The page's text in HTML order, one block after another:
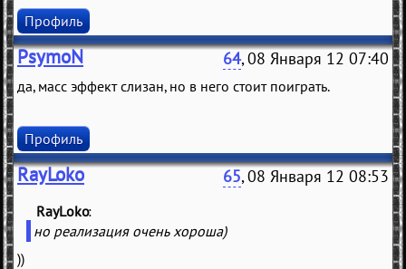
Профиль
PsymoN 64, 08 Января 12 07:40
да, масс эффект слизан, но в него стоит поиграть.
Профиль
RayLoko 65, 08 Января 12 08:53
RayLoko
но реализация очень хороша)
))